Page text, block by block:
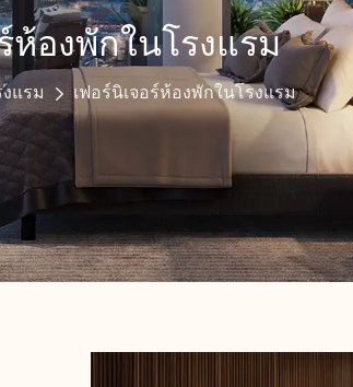
ห้องพักในโรงแรม
แรม เฟอร์นิเจอร์ห้องพักในโรงแรม